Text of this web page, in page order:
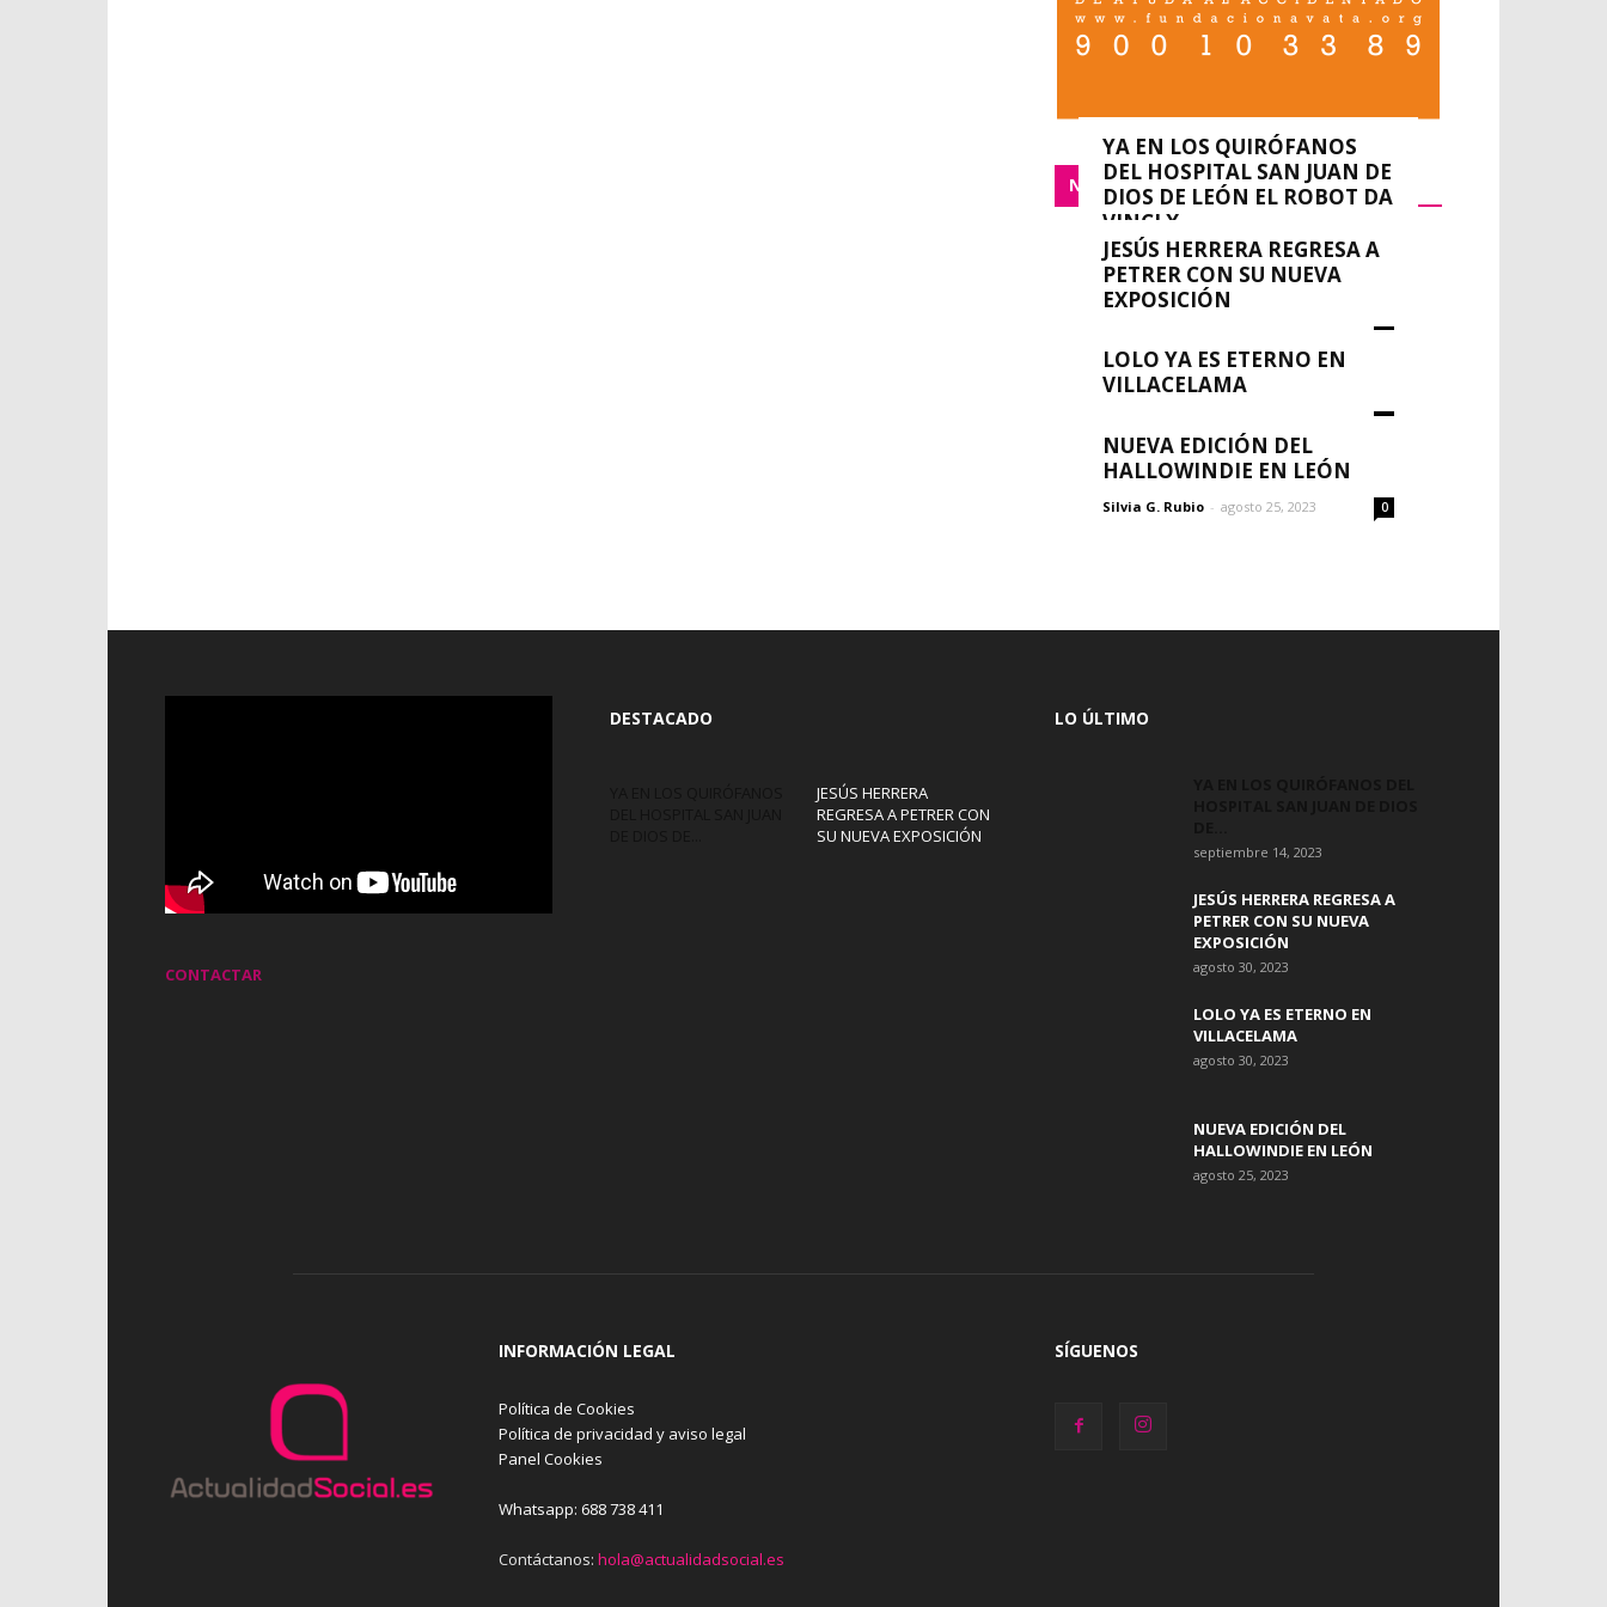
NACIONAL
YA EN LOS QUIRÓFANOS
DEL HOSPITAL SAN JUAN DE
DIOS DE LEÓN EL ROBOT DA
VINCI X
redacción septiembre 14, 2023
JESÚS HERRERA REGRESA A
PETRER CON SU NUEVA
EXPOSICIÓN
LOLO YA ES ETERNO EN
VILLACELAMA
0
NUEVA EDICIÓN DEL
HALLOWINDIE EN LEÓN
Silvia G. Rubio - agosto 25, 2023 0
CONTACTAR
DESTACADO
JESÚS HERRERA
REGRESA A PETRER CON
SU NUEVA EXPOSICIÓN
LO ÚLTIMO
septiembre 14, 2023
JESÚS HERRERA REGRESA A
PETRER CON SU NUEVA
EXPOSICIÓN
agosto 30, 2023
LOLO YA ES ETERNO EN
VILLACELAMA
agosto 30, 2023
NUEVA EDICIÓN DEL
HALLOWINDIE EN LEÓN
agosto 25, 2023
INFORMACIÓN LEGAL
Política de Cookies
Política de privacidad y aviso legal
Panel Cookies
Whatsapp: 688 738 411
Contáctanos: hola@actualidadsocial.es
SÍGUENOS